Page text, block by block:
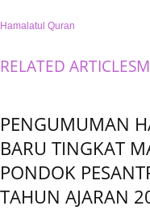
Hamalatul Quran
RELATED ARTICLES
PENGUMUMAN
BARU TINGKAT
PONDOK
TAHUN AJARAN